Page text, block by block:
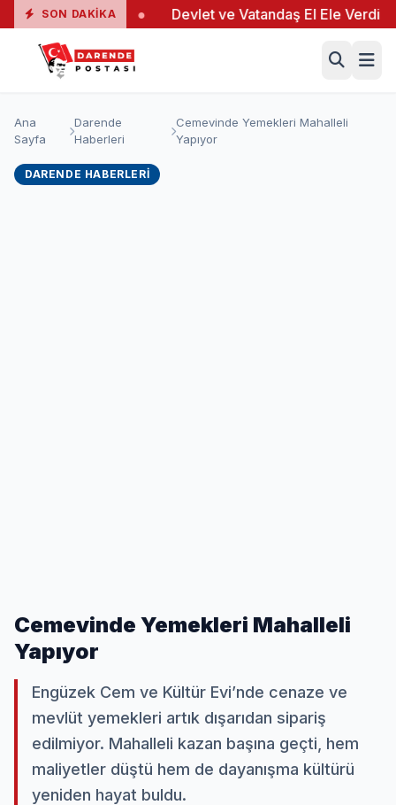
SON DAKIKA
Yaralı ● Devlet ve Vatandaş El Ele Verdi ●
Ana
Sayfa
Darende
Haberleri
Cemevinde Yemekleri Mahalleli
Yapıyor
DARENDE HABERLERI
Cemevinde Yemekleri Mahalleli
Yapıyor
Engüzek Cem ve Kültür Evi’nde cenaze ve
mevlüt yemekleri artık dışarıdan sipariş
edilmiyor. Mahalleli kazan başına geçti, hem
maliyetler düştü hem de dayanışma kültürü
yeniden hayat buldu.